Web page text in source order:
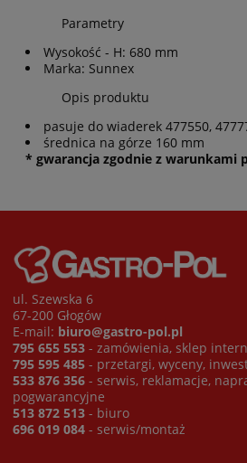
Parametry
Wysokość - H: 680 mm
Marka: Sunnex
Opis produktu
pasuje do wiaderek 477550,
średnica na górze 160 mm
* gwarancja zgodnie z warunkami
ul. Szewska 6
67-200 Głogów
E-mail: biuro@gastro-pol.pl
795 655 553 - zamówienia, sklep
795 595 485 - przetargi, wyceny,
533 876 356 - serwis, reklamacje,
pogwarancyjne
513 872 513 - biuro
696 019 084 - serwis/montaż